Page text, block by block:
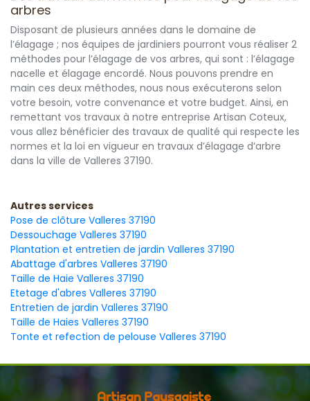
arbres
Disposant de plusieurs années dans le domaine de
l’élagage ; nos équipes de jardiniers pourront vous réaliser 2
méthodes pour l’élagage de vos arbres, qui sont : l’élagage
nacelle et élagage encordé. Nous pouvons prendre en
main ces deux méthodes, nous nous exécuterons selon
votre besoin, votre convenance et votre budget. Ainsi, en
remettant vos travaux à notre entreprise Artisan Coteux,
vous allez bénéficier des travaux de qualité qui respecte les
normes et la loi en vigueur en travaux d’élagage d’arbre
dans la ville de Valleres 37190.
Autres services
Pose de clôture Valleres 37190
Dessouchage Valleres 37190
Plantation et entretien de jardin Valleres 37190
Abattage d'arbres Valleres 37190
Taille de Haie Valleres 37190
Etetage d'abres Valleres 37190
Entretien de jardin Valleres 37190
Taille de Haies Valleres 37190
Tonte et refection de pelouse Valleres 37190